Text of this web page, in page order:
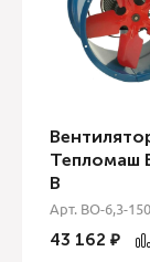
Тепломаш
В
Арт. ВО-6,3-
43 162 ₽